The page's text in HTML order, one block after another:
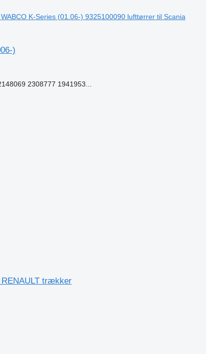
WABCO K-Series (01.06-) 9325100090 lufttørrer til Scania
)
2308777 1941953...
RENAULT trækker